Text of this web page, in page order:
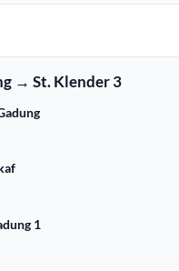
→ St. Klender 3
1